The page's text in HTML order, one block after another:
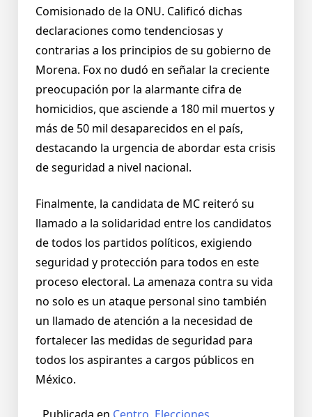
Comisionado de la ONU. Calificó dichas
declaraciones como tendenciosas y
contrarias a los principios de su gobierno de
Morena. Fox no dudó en señalar la creciente
preocupación por la alarmante cifra de
homicidios, que asciende a 180 mil muertos y
más de 50 mil desaparecidos en el país,
destacando la urgencia de abordar esta crisis
de seguridad a nivel nacional.
Finalmente, la candidata de MC reiteró su
llamado a la solidaridad entre los candidatos
de todos los partidos políticos, exigiendo
seguridad y protección para todos en este
proceso electoral. La amenaza contra su vida
no solo es un ataque personal sino también
un llamado de atención a la necesidad de
fortalecer las medidas de seguridad para
todos los aspirantes a cargos públicos en
México.
Publicada en Centro Elecciones